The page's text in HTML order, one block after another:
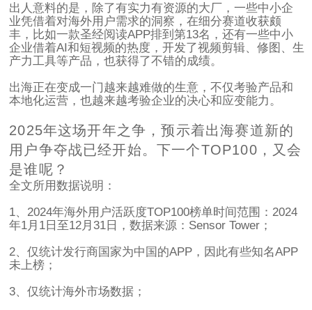
出人意料的是，除了有实力有资源的大厂，一些中小企
业凭借着对海外用户需求的洞察，在细分赛道收获颇
丰，比如一款圣经阅读APP排到第13名，还有一些中小
企业借着AI和短视频的热度，开发了视频剪辑、修图、生
产力工具等产品，也获得了不错的成绩。
出海正在变成一门越来越难做的生意，不仅考验产品和
本地化运营，也越来越考验企业的决心和应变能力。
2025年这场开年之争，预示着出海赛道新的
用户争夺战已经开始。下一个TOP100，又会
是谁呢？
全文所用数据说明：
1、2024年海外用户活跃度TOP100榜单时间范围：2024
年1月1日至12月31日，数据来源：Sensor Tower；
2、仅统计发行商国家为中国的APP，因此有些知名APP
未上榜；
3、仅统计海外市场数据；